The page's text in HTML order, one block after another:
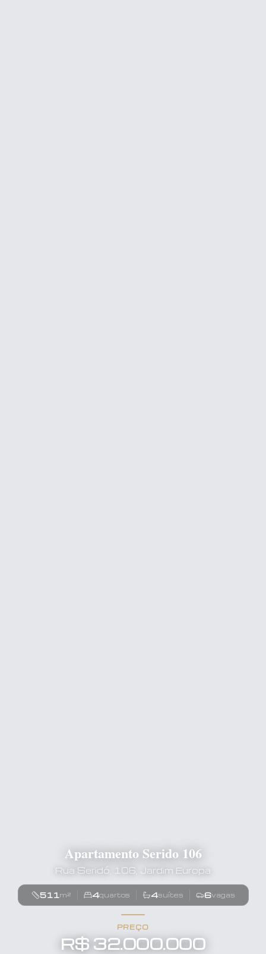
Apartamento Serido 106
Rua Seridó, 106, Jardim Europa
511m² 4quartos 4suítes 6vagas
PREÇO
R$ 32.000.000